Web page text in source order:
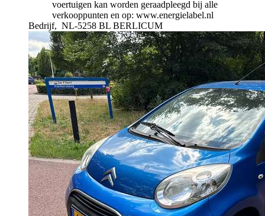
voertuigen kan worden geraadpleegd bij alle
verkooppunten en op: www.energielabel.nl
Bedrijf, NL-5258 BL BERLICUM